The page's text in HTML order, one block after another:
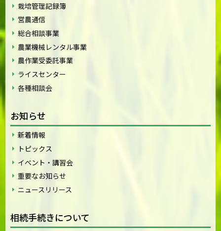
栽培管理記録簿
営農通信
総合相談事業
農業機械レンタル事業
農作業受委託事業
ライスセンター
各種相談会
お知らせ
新着情報
トピックス
イベント・講習会
重要なお知らせ
ニュースリリース
相続手続きについて